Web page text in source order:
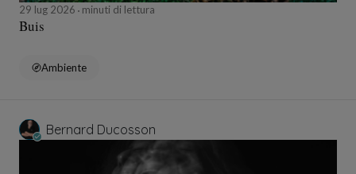
29 lug 2026 minuti di lettura
Buis
Ambiente
Bernard Ducosson